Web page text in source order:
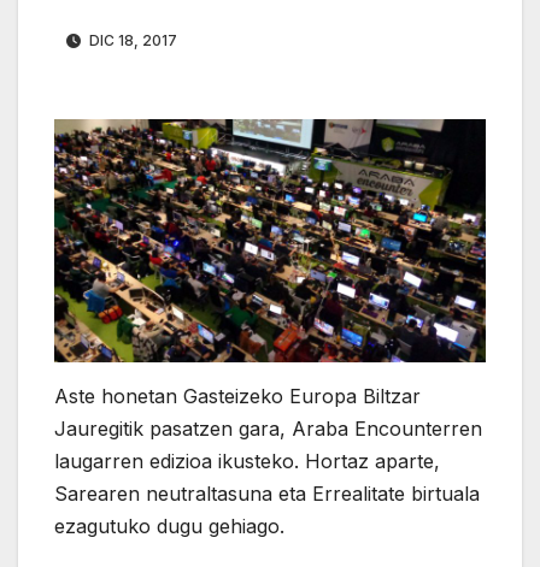
DIC 18, 2017
Aste honetan Gasteizeko Europa Biltzar
Jauregitik pasatzen gara, Araba Encounterren
laugarren edizioa ikusteko. Hortaz aparte,
Sarearen neutraltasuna eta Errealitate birtuala
ezagutuko dugu gehiago.